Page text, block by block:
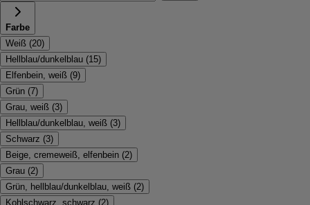
Farbe
Weiß (20)
Hellblau/dunkelblau (15)
Elfenbein, weiß (9)
Grün (7)
Grau, weiß (3)
Hellblau/dunkelblau, weiß (3)
Schwarz (3)
Beige, cremeweiß, elfenbein (2)
Grau (2)
Grün, hellblau/dunkelblau, weiß (2)
Kohlschwarz, schwarz (2)